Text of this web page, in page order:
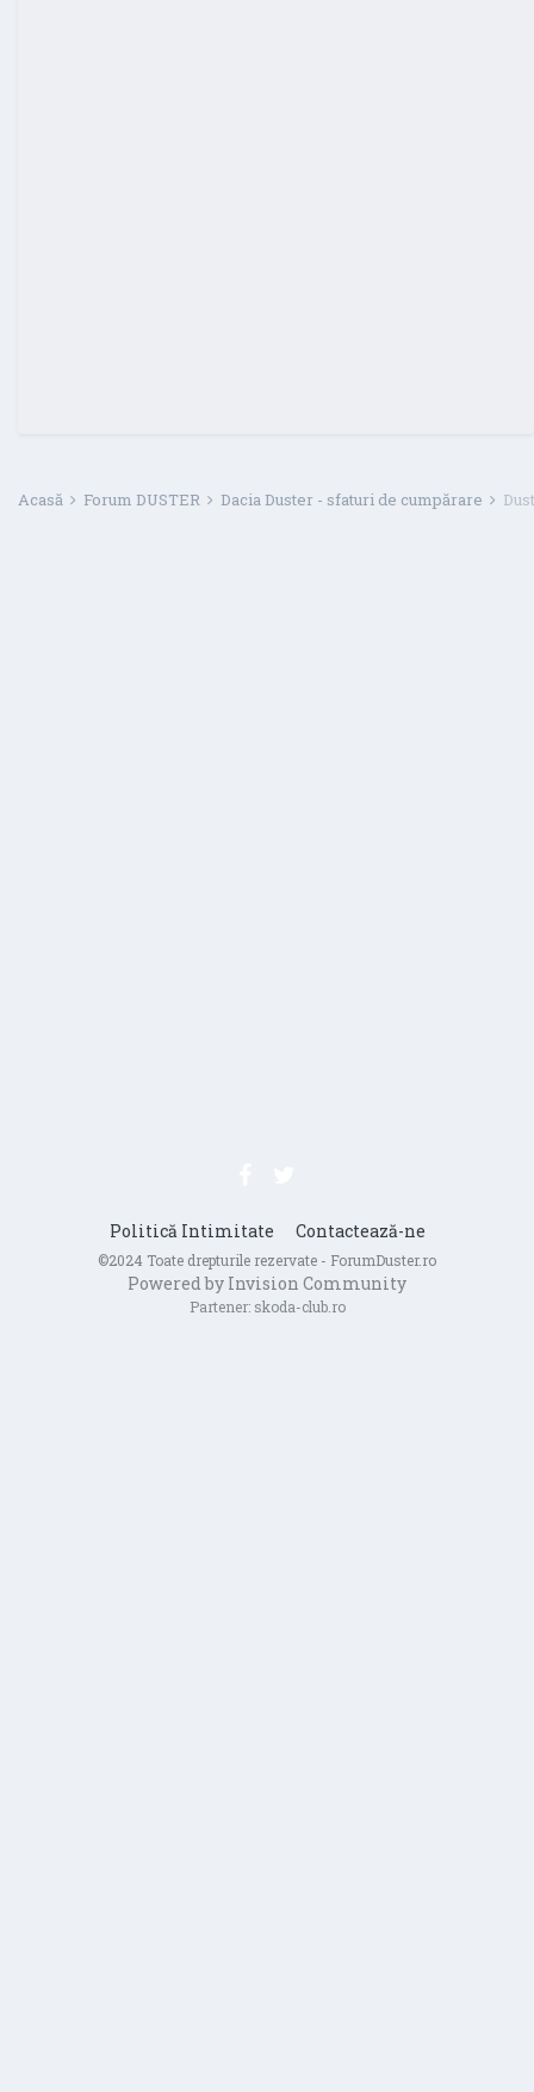
Acasă Forum DUSTER Dacia Duster - sfaturi de cumpărare
Politică Intimitate Contactează-ne
©2024 Toate drepturile rezervate - ForumDuster.ro
Powered by Invision Community
Partener: skoda-club.ro